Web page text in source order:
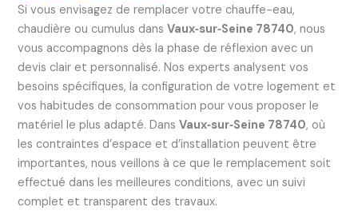
Si vous envisagez de remplacer votre chauffe-eau,
chaudière ou cumulus dans Vaux‑sur‑Seine 78740, nous
vous accompagnons dès la phase de réflexion avec un
devis clair et personnalisé. Nos experts analysent vos
besoins spécifiques, la configuration de votre logement et
vos habitudes de consommation pour vous proposer le
matériel le plus adapté. Dans Vaux‑sur‑Seine 78740, où
les contraintes d’espace et d’installation peuvent être
importantes, nous veillons à ce que le remplacement soit
effectué dans les meilleures conditions, avec un suivi
complet et transparent des travaux.